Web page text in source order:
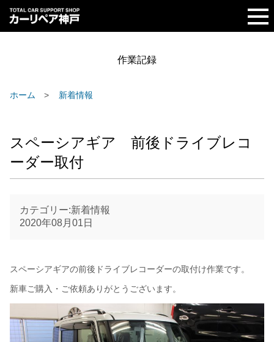
作業記録
ホーム 新着情報
スペーシアギア 前後ドライブレコ
ーダー取付
カテゴリー:新着情報
2020年08月01日
スペーシアギアの前後ドライブレコーダーの取付け作業です。
新車ご購入・ご依頼ありがとうございます。